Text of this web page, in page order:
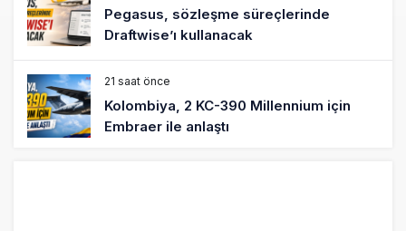
Pegasus, sözleşme süreçlerinde
Draftwise’ı kullanacak
21 saat önce
Kolombiya, 2 KC-390 Millennium için
Embraer ile anlaştı